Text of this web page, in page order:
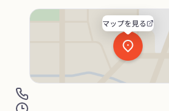
マップを見る